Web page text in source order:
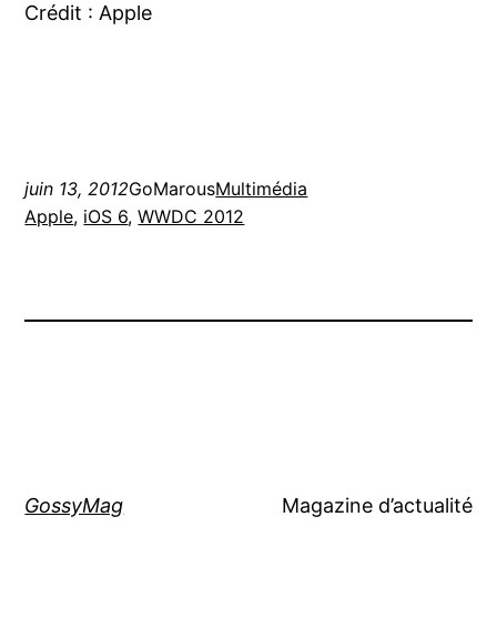
Crédit : Apple
juin 13, 2012GoMarousMultimédia
Apple, iOS 6, WWDC 2012
GossyMag Magazine d’actualité